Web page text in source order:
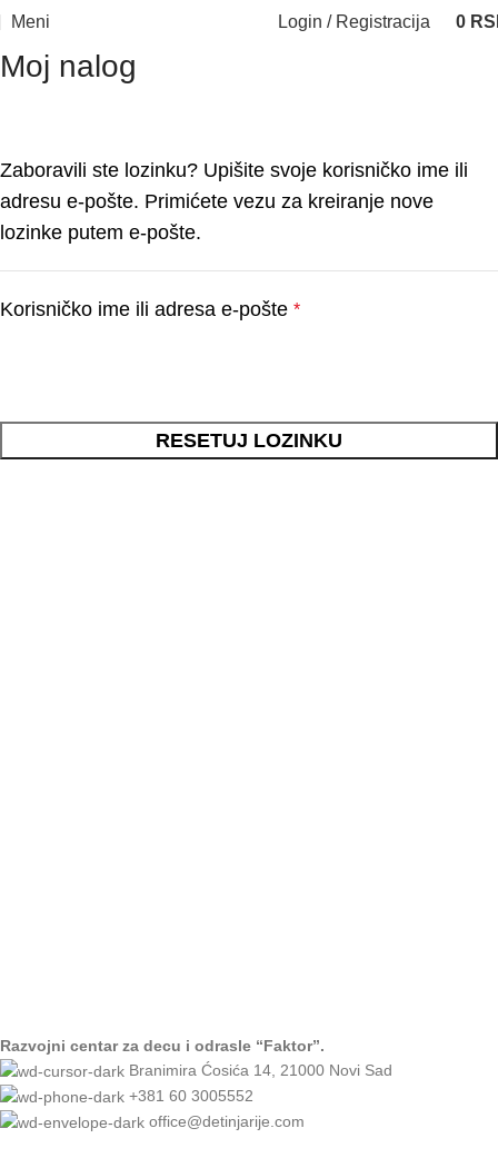
Meni Login / Registracija 0
Moj nalog
Zaboravili ste lozinku? Upišite svoje korisničko ime ili
adresu e-pošte. Primićete vezu za kreiranje nove
lozinke putem e-pošte.
Korisničko ime ili adresa e-pošte *
RESETUJ LOZINKU
Razvojni centar za decu i odrasle “Faktor”.
Branimira Ćosića 14, 21000 Novi Sad
+381 60 3005552
office@detinjarije.com